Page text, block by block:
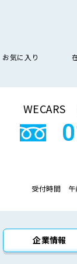
苦情処理の窓口
要に応じて見直
お気に入り
WECARS
受付時間 午
企業情報